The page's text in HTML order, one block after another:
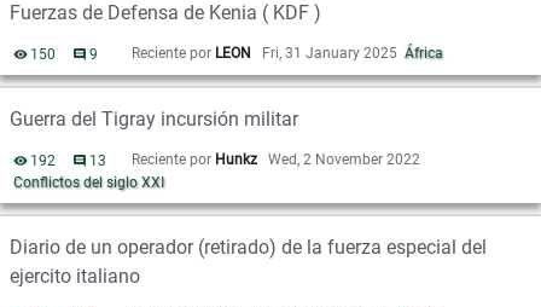
Fuerzas de Defensa de Kenia ( KDF )
150 vistas
9 comentarios
Reciente por LEON Fri, 31 January 2025 África
Guerra del Tigray incursión militar
192 vistas13 comentarios
Reciente por Hunkz
Wed, 2 November 2022
Conflictos del siglo XXI
Diario de un operador (retirado) de la fuerza especial del
ejercito italiano